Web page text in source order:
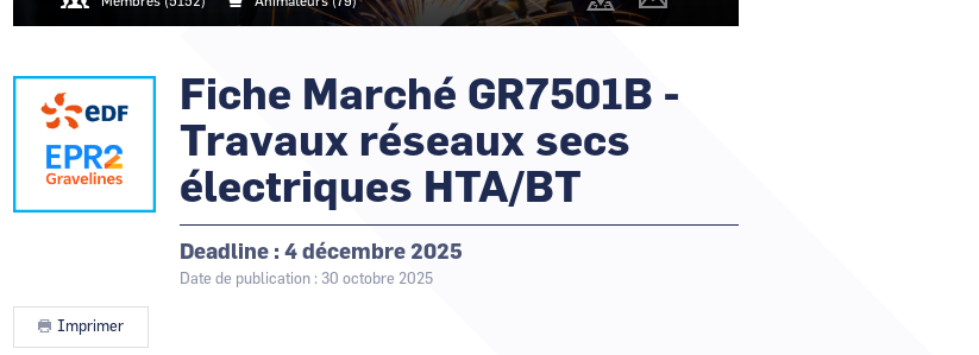
Comment demander un nouveau mot de passe ?
Comment supprimer mon compte ?
Contactez-nous
Eiffage Génie Civil -
GANIL
Normandie
Occitanie
France
d’Affaires de
Normandie
@cartography_link_title
Contacter
Logo
Image
Fiche Marché GR7501B -
Travaux réseaux secs
électriques HTA/BT
Deadline 4 décembre 2025
Date de publication : 30 octobre 2025
Imprimer